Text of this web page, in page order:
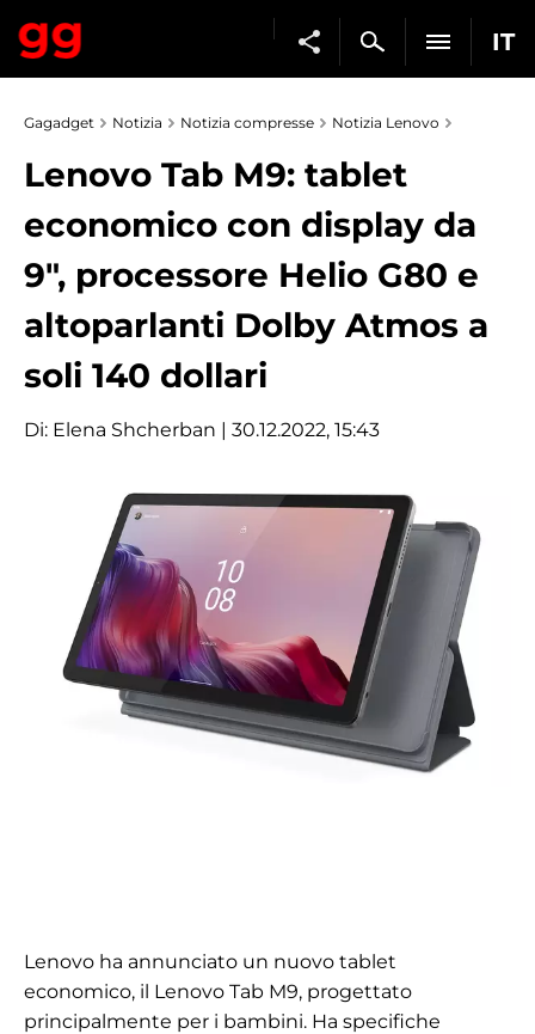
IT
Gagadget Notizia Notizia compresse Notizia Lenovo
Lenovo Tab M9: tablet
economico con display da
9", processore Helio G80 e
altoparlanti Dolby Atmos a
soli 140 dollari
Di: Elena Shcherban | 30.12.2022, 15:43
Lenovo ha annunciato un nuovo tablet
economico, il Lenovo Tab M9, progettato
principalmente per i bambini. Ha specifiche